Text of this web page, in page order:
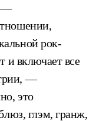
—
рок-
и включает все
—
это
глэм, гранж,